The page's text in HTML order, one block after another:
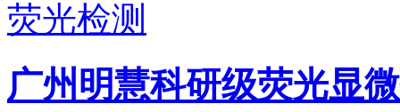
广州明慧科研级荧光显